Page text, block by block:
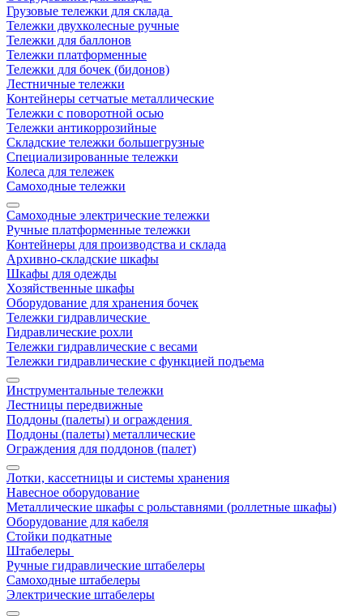
Грузовые тележки для склада
Тележки двухколесные ручные
Тележки для баллонов
Тележки платформенные
Тележки для бочек (бидонов)
Лестничные тележки
Контейнеры сетчатые металлические
Тележки с поворотной осью
Тележки антикоррозийные
Складские тележки большегрузные
Специализированные тележки
Колеса для тележек
Самоходные тележки
Самоходные электрические тележки
Ручные платформенные тележки
Контейнеры для производства и склада
Архивно-складские шкафы
Шкафы для одежды
Хозяйственные шкафы
Оборудование для хранения бочек
Тележки гидравлические
Гидравлические рохли
Тележки гидравлические с весами
Тележки гидравлические с функцией подъема
Инструментальные тележки
Лестницы передвижные
Поддоны (палеты) и ограждения
Поддоны (палеты) металлические
Ограждения для поддонов (палет)
Лотки, кассетницы и системы хранения
Навесное оборудование
Металлические шкафы с рольставнями (роллетные шкафы)
Оборудование для кабеля
Стойки подкатные
Штабелеры
Ручные гидравлические штабелеры
Самоходные штабелеры
Электрические штабелеры